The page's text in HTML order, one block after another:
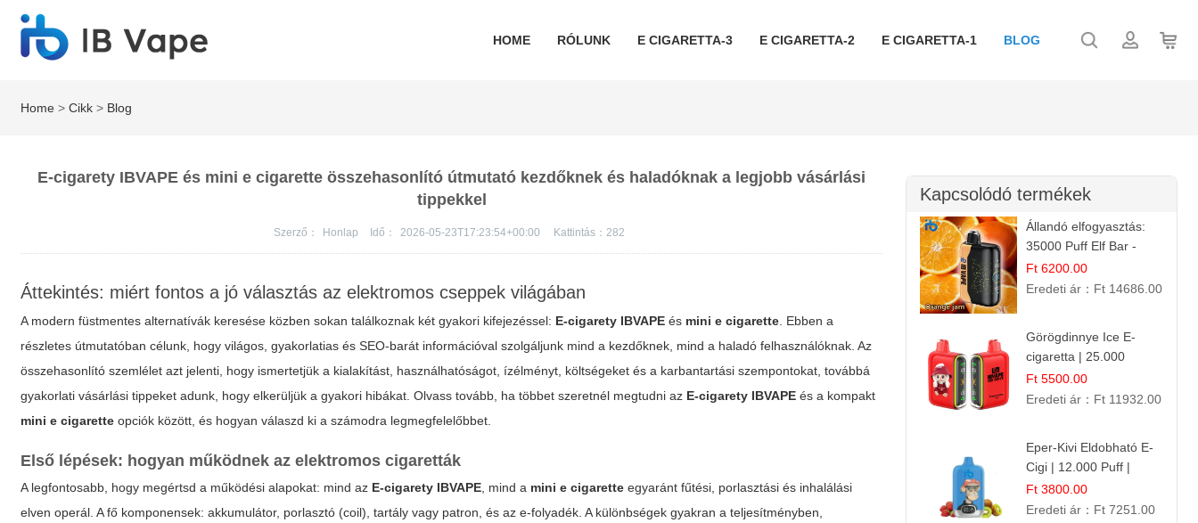
HOME RÓLUNK E CIGARETTA-3 E CIGARETTA-2 E CIGARETTA-1 BLOG
Home >Cikk > Blog
E-cigarety IBVAPE és mini e cigarette összehasonlító útmutató kezdőknek és haladóknak a legjobb vásárlási
tippekkel
Szerző： Honlap Idő： 2026-05-23T17:23:54+00:00 Kattintás：282
Áttekintés: miért fontos a jó választás az elektromos cseppek világában
A modern füstmentes alternatívák keresése közben sokan találkoznak két gyakori kifejezéssel: E-cigarety IBVAPE és mini e cigarette . Ebben a
részletes útmutatóban célunk, hogy világos, gyakorlatias és SEO-barát információval szolgáljunk mind a kezdőknek, mind a haladó felhasználóknak. Az
összehasonlító szemlélet azt jelenti, hogy ismertetjük a kialakítást, használhatóságot, ízélményt, költségeket és a karbantartási szempontokat, továbbá
gyakorlati vásárlási tippeket adunk, hogy elkerüljük a gyakori hibákat. Olvass tovább, ha többet szeretnél megtudni az E-cigarety IBVAPE és a kompakt
mini e cigarette opciók között, és hogyan válaszd ki a számodra legmegfelelőbbet.
Első lépések: hogyan működnek az elektromos cigaretták
A legfontosabb, hogy megértsd a működési alapokat: mind az E-cigarety IBVAPE , mind a mini e cigarette egyaránt fűtési, porlasztási és inhalálási
elven operál. A fő komponensek: akkumulátor, porlasztó (coil), tartály vagy patron, és az e-folyadék. A különbségek gyakran a teljesítményben,
Kapcsolódó termékek
Állandó elfogyasztás:
35000 Puff Elf Bar -
Narancslekvár íz
Ft 6200.00
Eredeti ár： Ft 14686.00
Görögdinnye Ice E-
cigaretta | 25.000
Befújás | Premium E-
Liquid
Ft 5500.00
Eredeti ár： Ft 11932.00
Eper-Kivi Eldobható E-
Cigi | 12.000 Puff |
Édes-Gyümölcs Íz
Ft 3800.00
Eredeti ár： Ft 7251.00